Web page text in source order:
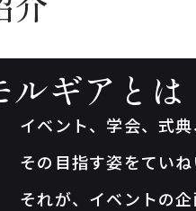
産業展2025 ブースデザイン・施
発祥の地』内装リニューアル
レモニー
ルギアとは
イベント、学会、式典
その目指す姿をていね
それが、イベントの企